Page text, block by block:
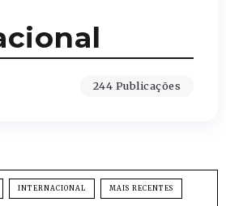
244 Publicações
INTERNACIONAL MAIS RECENTES